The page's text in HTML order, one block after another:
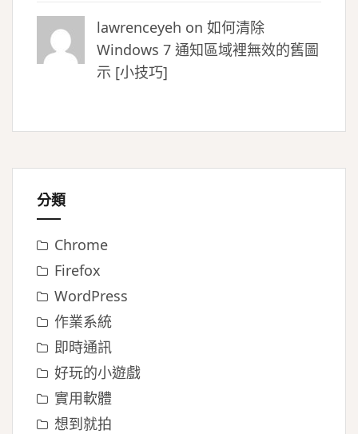
lawrenceyeh on 如何清除
Windows 7 通知區域裡無效的舊圖
示 [小技巧]
分類
Chrome
Firefox
WordPress
作業系統
即時通訊
好玩的小遊戲
實用軟體
想到就拍